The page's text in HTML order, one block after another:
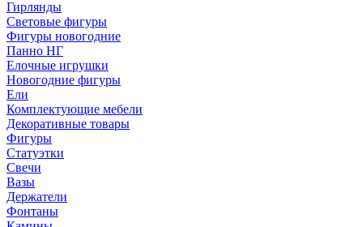
Гирлянды
Световые фигуры
Фигуры новогодние
Панно НГ
Елочные игрушки
Новогодние фигуры
Ели
Комплектующие мебели
Декоративные товары
Фигуры
Статуэтки
Свечи
Вазы
Держатели
Фонтаны